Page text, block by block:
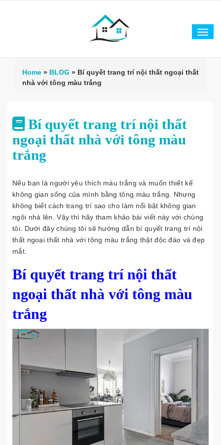
Home » BLOG » Bí quyết trang trí nội thất ngoại thất
nhà với tông màu trắng
Bí quyết trang trí nội thất
ngoại thất nhà với tông màu
trắng
Nếu bạn là người yêu thích màu trắng và muốn thiết kế
không gian sống của mình bằng tông màu trắng. Nhưng
không biết cách trang trí sao cho làm nổi bật không gian
ngôi nhà lên. Vậy thì hãy tham khảo bài viết này với chúng
tôi. Dưới đây chúng tôi sẽ hướng dẫn bí quyết trang trí nội
thất ngoại thất nhà với tông màu trắng thật độc đáo và đẹp
mắt.
Bí quyết trang trí nội thất
ngoại thất nhà với tông màu
trắng